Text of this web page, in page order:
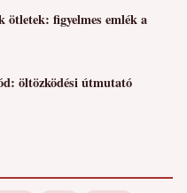
ötletek: figyelmes emlék a
öltözködési útmutató